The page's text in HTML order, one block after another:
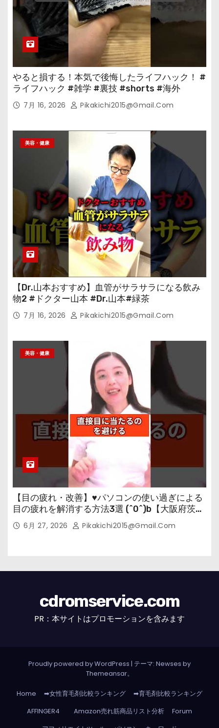
やると損する！本気で後悔したライフハック！ #
ライフハック #雑学 #裏技 #shorts #海外
7月 16, 2026 Pikakichi2015@gmail.com
美容・健康
【Dr.山本おすすめ】血管がサラサラになる飲み
物2 #ドクター山本 #Dr.山本#緑茶
7月 16, 2026 Pikakichi2015@gmail.com
美容・健康
【目の疲れ・改善】♥パソコンの使い過ぎによる
目の疲れを解消する方法3選 (^0^)b【大阪府茨木
市の女性・美容鍼灸・整体師が教えます。】
6月 27, 2026 Pikakichi2015@gmail.com
cdromservice.com
PR：本サイトはプロモーションを含みます
Proudly powered by WordPress | テーマ: Newses by
Themeansar。
Home ➡女性育毛剤比較ランキング
➡育毛剤比較ランキング
AFFINGER4
Amazon売れ筋商品リスト分析
Forum